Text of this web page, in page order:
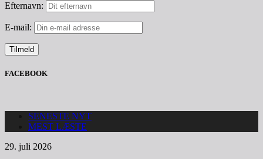
Efternavn:
E-mail:
FACEBOOK
SENESTE NYT
MEST LÆSTE
29. juli 2026